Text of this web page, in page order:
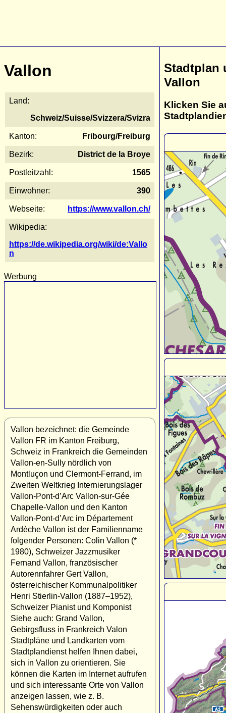
Vallon
Land:
Schweiz/Suisse/Svizzera/Svizra
Kanton: Fribourg/Freiburg
Bezirk: District de la Broye
Postleitzahl: 1565
Einwohner: 390
Webseite: https://www.vallon.ch/
Wikipedia:
https://de.wikipedia.org/wiki/de:Vallo
n
Werbung
Vallon bezeichnet: die Gemeinde
Vallon FR im Kanton Freiburg,
Schweiz in Frankreich die Gemeinden
Vallon-en-Sully nördlich von
Montluçon und Clermont-Ferrand, im
Zweiten Weltkrieg Internierungslager
Vallon-Pont-d’Arc Vallon-sur-Gée
Chapelle-Vallon und den Kanton
Vallon-Pont-d’Arc im Département
Ardèche Vallon ist der Familienname
folgender Personen: Colin Vallon (*
1980), Schweizer Jazzmusiker
Fernand Vallon, französischer
Autorennfahrer Gert Vallon,
österreichischer Kommunalpolitiker
Henri Stierlin-Vallon (1887–1952),
Schweizer Pianist und Komponist
Siehe auch: Grand Vallon,
Gebirgsfluss in Frankreich Valon
Stadtpläne und Landkarten vom
Stadtplandienst helfen Ihnen dabei,
sich in Vallon zu orientieren. Sie
können die Karten im Internet aufrufen
und sich interessante Orte von Vallon
anzeigen lassen, wie z. B.
Sehenswürdigkeiten oder auch
Stadtplan
Vallon
Klicken Sie